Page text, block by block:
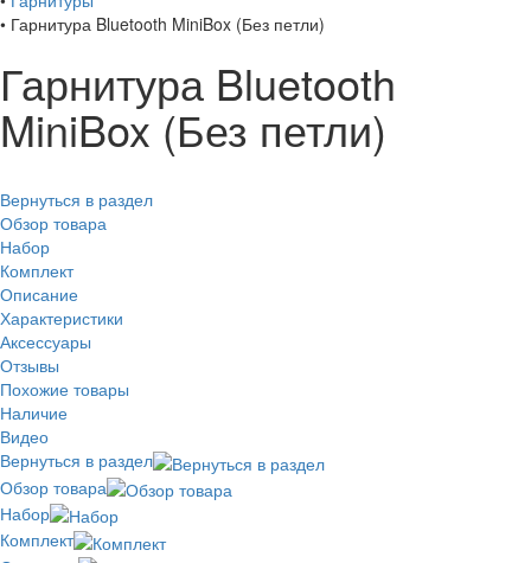
• Гарнитура Bluetooth MiniBox (Без петли)
Гарнитура Bluetooth
MiniBox (Без петли)
Вернуться в раздел
Обзор товара
Набор
Комплект
Описание
Характеристики
Аксессуары
Отзывы
Похожие товары
Наличие
Видео
Вернуться в раздел
Обзор товара
Набор
Комплект